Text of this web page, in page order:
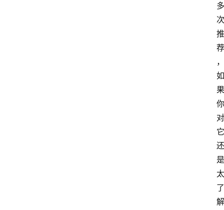
多
次
推
荐
，
如
果
你
对
它
还
是
太
了
解